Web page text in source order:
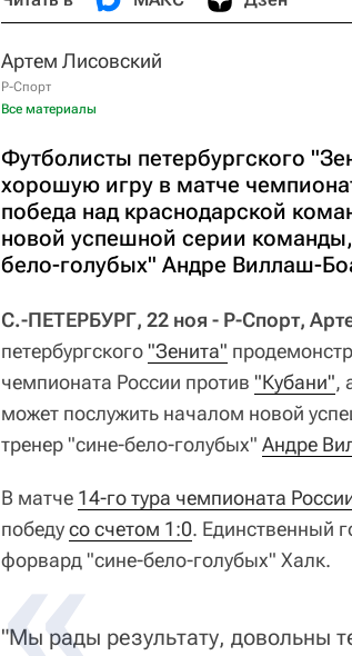
Артем Лисовский
Р-Спорт
Все материалы
Футболисты петербургского
хорошую игру в матче
победа над краснодарской
новой успешной серии
бело-голубых" Андре Виллаш-
С.-ПЕТЕРБУРГ, 22 ноя - Р-Спорт,
петербургского"Зенита"
чемпионата России против "Кубани",
может послужить началом новой
тренер "сине-бело-голубых" Андре
В матче 14-го тура чемпионата
победусо счетом 1:0. Единственный
форвард "сине-бело-голубых" Халк.
"Мы рады результату, довольны